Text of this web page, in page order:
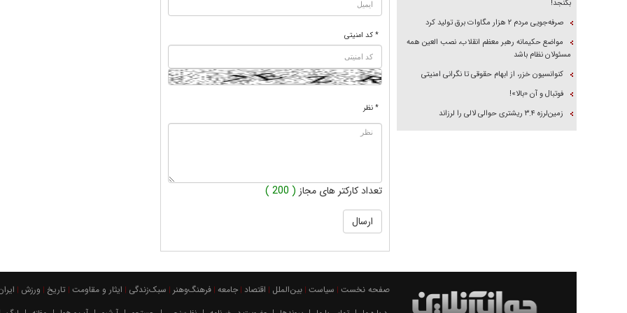
* کد امنیتی
* نظر
تعداد کارکتر های مجاز ( 200 )
بگنجد!
صرفه‌جویی مردم ۲ هزار مگاوات برق تولید کرد
مواضع حکیمانه رهبر معظم انقلاب، نصب العین همه
مسئولان نظام باشد
کنوانسیون خزر، از ابهام حقوقی تا نگرانی امنیتی
فوتبال و آن «بالا»!
زمین‌لرزه ۳.۴ ریشتری حوالی لالی را لرزاند
صفحه نخست | سیاست | بين‌الملل | اقتصاد | جامعه | فرهنگ‌و‌هنر | سبک‌زندگی | ایثار و مقاومت | تاریخ | ورزش |